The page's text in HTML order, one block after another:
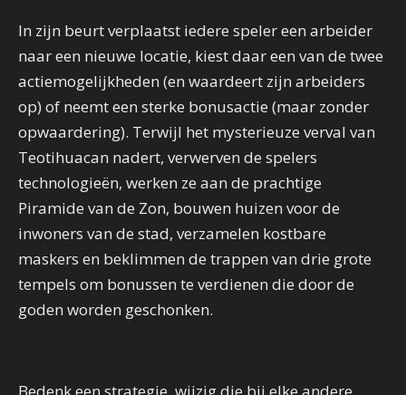
In zijn beurt verplaatst iedere speler een arbeider
naar een nieuwe locatie, kiest daar een van de twee
actiemogelijkheden (en waardeert zijn arbeiders
op) of neemt een sterke bonusactie (maar zonder
opwaardering). Terwijl het mysterieuze verval van
Teotihuacan nadert, verwerven de spelers
technologieën, werken ze aan de prachtige
Piramide van de Zon, bouwen huizen voor de
inwoners van de stad, verzamelen kostbare
maskers en beklimmen de trappen van drie grote
tempels om bonussen te verdienen die door de
goden worden geschonken.